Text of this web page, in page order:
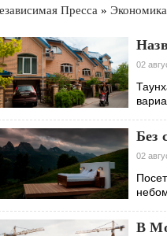
Пресса » Экономика
02
Без
02
В